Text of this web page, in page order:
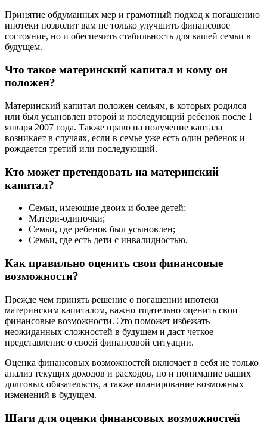
Принятие обдуманных мер и грамотный подход к погашению
ипотеки позволит вам не только улучшить финансовое
состояние, но и обеспечить стабильность для вашей семьи в
будущем.
Что такое материнский капитал и кому он
положен?
Материнский капитал положен семьям, в которых родился
или был усыновлен второй и последующий ребенок после 1
января 2007 года. Также право на получение каптала
возникает в случаях, если в семье уже есть один ребенок и
рождается третий или последующий.
Кто может претендовать на материнский
капитал?
Семьи, имеющие двоих и более детей;
Матери-одиночки;
Семьи, где ребенок был усыновлен;
Семьи, где есть дети с инвалидностью.
Как правильно оценить свои финансовые
возможности?
Прежде чем принять решение о погашении ипотеки
материнским капиталом, важно тщательно оценить свои
финансовые возможности. Это поможет избежать
неожиданных сложностей в будущем и даст четкое
представление о своей финансовой ситуации.
Оценка финансовых возможностей включает в себя не только
анализ текущих доходов и расходов, но и понимание ваших
долговых обязательств, а также планирование возможных
изменений в будущем.
Шаги для оценки финансовых возможностей